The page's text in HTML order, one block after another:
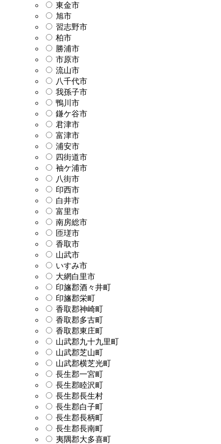
東金市
旭市
習志野市
柏市
勝浦市
市原市
流山市
八千代市
我孫子市
鴨川市
鎌ケ谷市
君津市
富津市
浦安市
四街道市
袖ケ浦市
八街市
印西市
白井市
富里市
南房総市
匝瑳市
香取市
山武市
いすみ市
大網白里市
印旛郡酒々井町
印旛郡栄町
香取郡神崎町
香取郡多古町
香取郡東庄町
山武郡九十九里町
山武郡芝山町
山武郡横芝光町
長生郡一宮町
長生郡睦沢町
長生郡長生村
長生郡白子町
長生郡長柄町
長生郡長南町
夷隅郡大多喜町